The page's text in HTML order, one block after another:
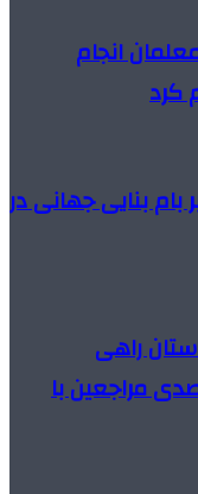
انجام
کرد
بر بام بنایی جهانی در
این استان راهی
کرد | افزایش ۲۵ درصدی مراجعین با